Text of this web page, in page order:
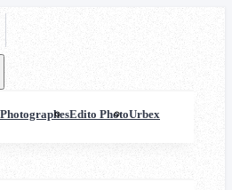
PhotographesEdito PhotoUrbex